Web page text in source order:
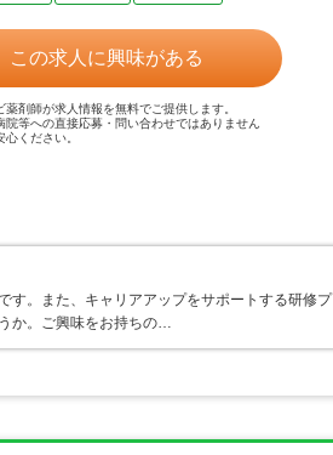
この求人に興味がある
薬剤師が求人情報を無料でご提供します。
院等への直接応募・問い合わせではありません
心ください。
す。また、キャリアアップをサポートする研修プ
か。ご興味をお持ちの…